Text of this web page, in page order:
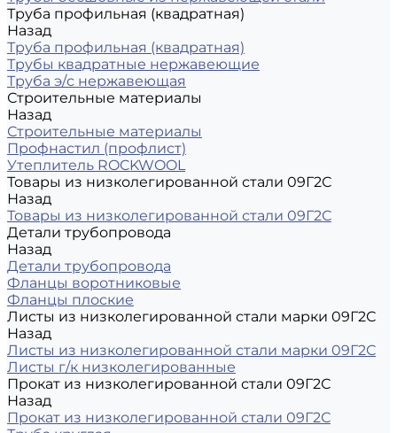
Труба профильная (квадратная)
Назад
Труба профильная (квадратная)
Трубы квадратные нержавеющие
Труба э/с нержавеющая
Строительные материалы
Назад
Строительные материалы
Профнастил (профлист)
Утеплитель ROCKWOOL
Товары из низколегированной стали 09Г2С
Назад
Товары из низколегированной стали 09Г2С
Детали трубопровода
Назад
Детали трубопровода
Фланцы воротниковые
Фланцы плоские
Листы из низколегированной стали марки 09Г2С
Назад
Листы из низколегированной стали марки 09Г2С
Листы г/к низколегированные
Прокат из низколегированной стали 09Г2С
Назад
Прокат из низколегированной стали 09Г2С